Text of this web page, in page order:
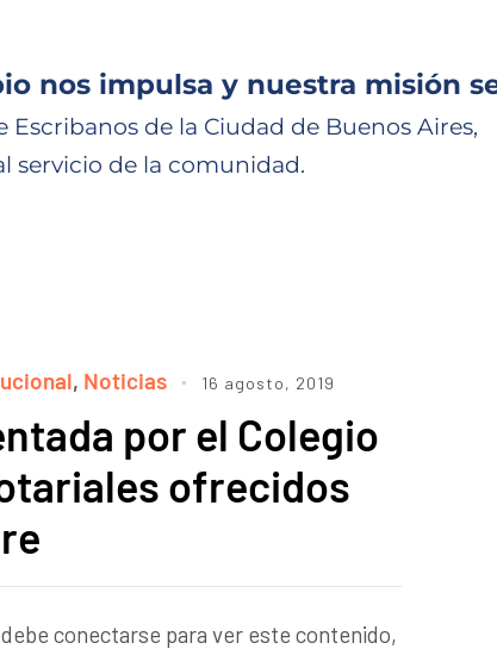
nos impulsa y nuestra misión
Escribanos de la Ciudad de Buenos Aires,
servicio de la comunidad.
, Noticias 16 agosto, 2019
por el Colegio
ofrecidos
conectarse para ver este contenido,